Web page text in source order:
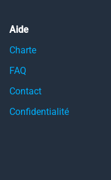
Aide
Charte
FAQ
Contact
Confidentialité